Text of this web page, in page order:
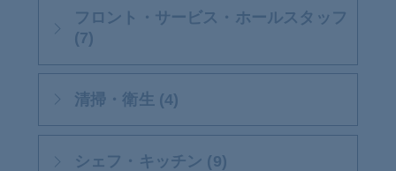
フロント・サービス・ホールスタッフ
(7)
清掃・衛生 (4)
シェフ・キッチン (9)